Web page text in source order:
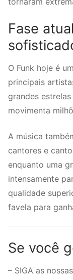
Fase
O Funk hoje é
principais
grandes
movimenta
A música
cantores e
enquanto uma
intensamente
qualidade
favela para
Se você
– SIGA as